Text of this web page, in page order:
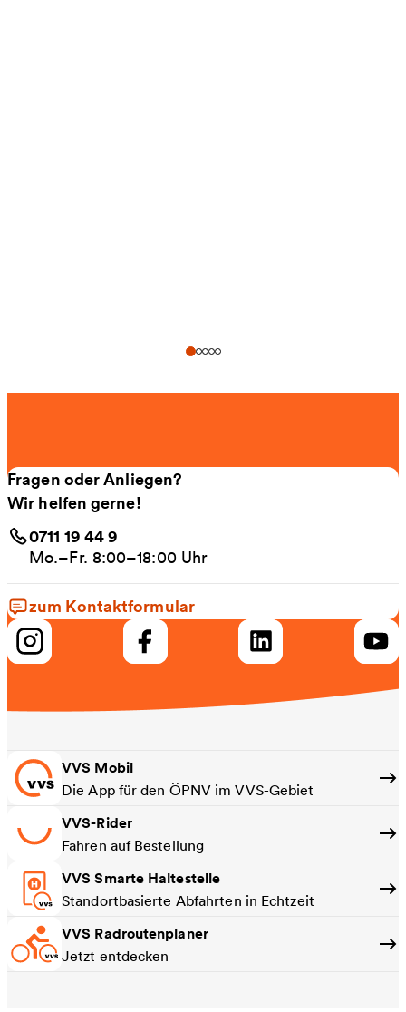
Fragen oder Anliegen?
Wir helfen gerne!
0711 19 44 9
Mo.–Fr. 8:00–18:00 Uhr
zum Kontaktformular
VVS Mobil
Die App für den ÖPNV im VVS-Gebiet
VVS-Rider
Fahren auf Bestellung
VVS Smarte Haltestelle
Standortbasierte Abfahrten in Echtzeit
VVS Radroutenplaner
Jetzt entdecken